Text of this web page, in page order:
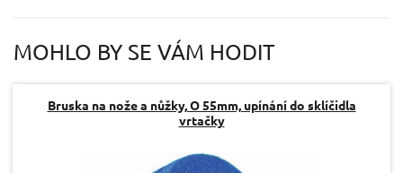
Dotaz:
MOHLO BY SE VÁM HODIT
Bruska na nože a nůžky, O 55mm, upínání do sklíčidla
vrtačky